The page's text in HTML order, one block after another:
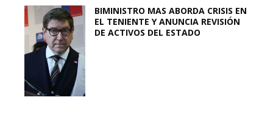
BIMINISTRO MAS ABORDA CRISIS EN
EL TENIENTE Y ANUNCIA REVISIÓN
DE ACTIVOS DEL ESTADO